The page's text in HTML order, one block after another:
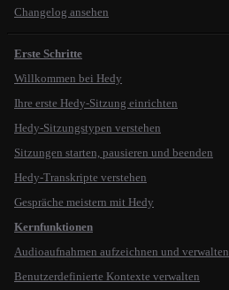
Changelog ansehen
Erste Schritte
Willkommen bei Hedy
Ihre erste Hedy-Sitzung einrichten
Hedy-Sitzungstypen verstehen
Sitzungen starten, pausieren und beenden
Hedy-Transkripte verstehen
Gespräche meistern mit Hedy
Kernfunktionen
Audioaufnahmen aufzeichnen und verwalten
Benutzerdefinierte Kontexte verwalten